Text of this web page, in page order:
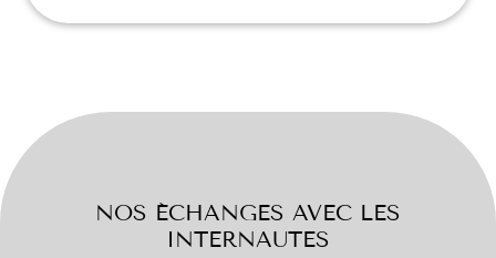
NOS ÉCHANGES AVEC LES
INTERNAUTES